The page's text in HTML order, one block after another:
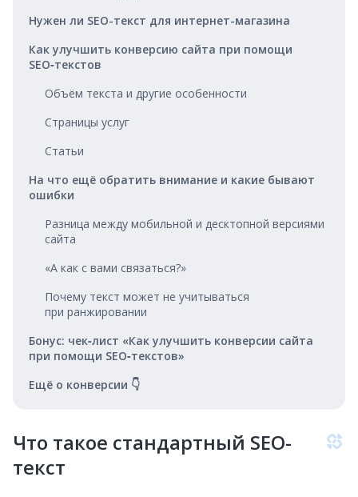
Нужен ли SEO-текст для интернет-магазина
Как улучшить конверсию сайта при помощи
SEO‑текстов
Объём текста и другие особенности
Страницы услуг
Статьи
На что ещё обратить внимание и какие бывают
ошибки
Разница между мобильной и десктопной версиями
сайта
«А как с вами связаться?»
Почему текст может не учитываться
при ранжировании
Бонус: чек‑лист «Как улучшить конверсии сайта
при помощи SEO‑текстов»
Ещё о конверсии 👇
Что такое стандартный SEO-
текст